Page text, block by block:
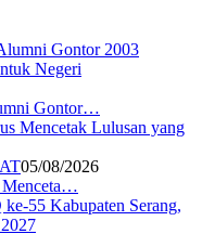
Gontor…
05/08/2026
Menceta…